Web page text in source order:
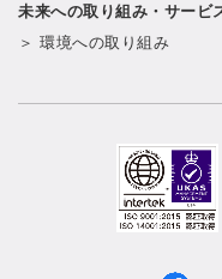
未来への取り組み・サービ
＞ 環境への取り組み